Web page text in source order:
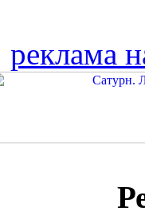
реклама